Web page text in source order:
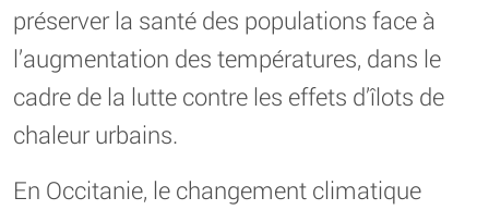
préserver la santé des populations face à
l’augmentation des températures, dans le
cadre de la lutte contre les effets d’îlots de
chaleur urbains.
En Occitanie, le changement climatique